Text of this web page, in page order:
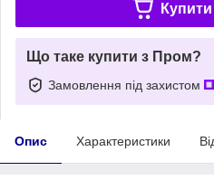
Купити
Що таке купити з Пром?
Замовлення під захистом
Опис Характеристики